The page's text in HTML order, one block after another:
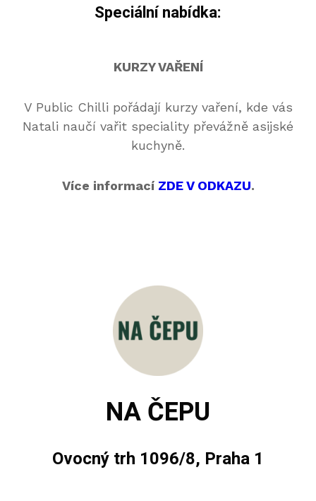
Speciální nabídka:
KURZY VAŘENÍ
V Public Chilli pořádají kurzy vaření, kde vás
Natali naučí vařit speciality převážně asijské
kuchyně.
Více informací ZDE V ODKAZU.
NA ČEPU
Ovocný trh 1096/8, Praha 1